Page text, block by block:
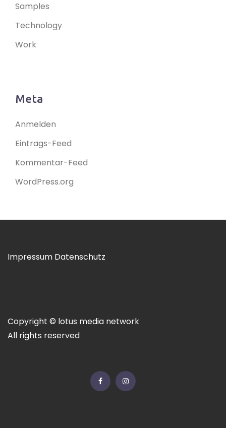
Samples
Technology
Work
Meta
Anmelden
Eintrags-Feed
Kommentar-Feed
WordPress.org
Impressum Datenschutz
Copyright © lotus media network
All rights reserved
FacebookInstagram